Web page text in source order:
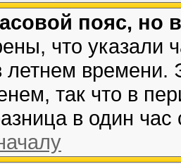
пояс, но
что указали
времени.
так что в
в один